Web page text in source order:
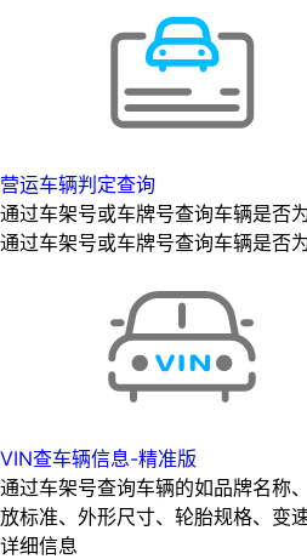
营运车辆判定查询
通过车架号或车牌号查询车辆是否
通过车架号或车牌号查询车辆是否
VIN查车辆信息-精准版
通过车架号查询车辆的如品牌名称
放标准、外形尺寸、轮胎规格、变
详细信息